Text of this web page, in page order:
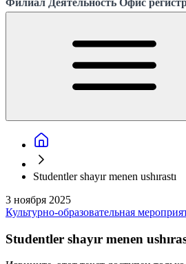
Филиал Деятельность Офис
Studentler shayır menen ushırastı
3 ноября 2025
Культурно-образовательная
Studentler shayır menen